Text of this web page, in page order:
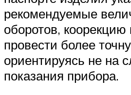
рекомендуемые
оборотов,
провести более
ориентируясь не на
показания прибора.